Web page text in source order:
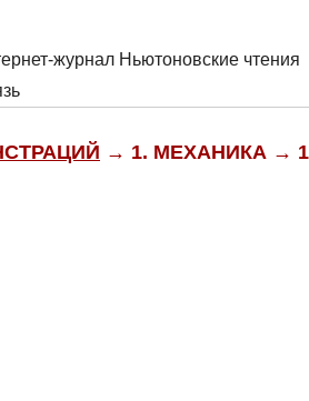
журнал Ньютоновские чтения
→ 1. МЕХАНИКА →